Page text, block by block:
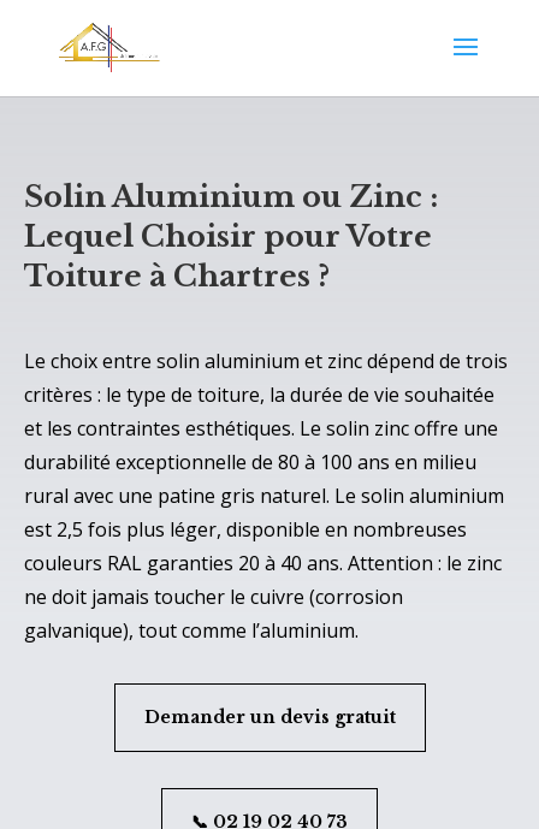
Solin Aluminium ou Zinc :
Lequel Choisir pour Votre
Toiture à Chartres ?
Le choix entre solin aluminium et zinc dépend de trois
critères : le type de toiture, la durée de vie souhaitée
et les contraintes esthétiques. Le solin zinc offre une
durabilité exceptionnelle de 80 à 100 ans en milieu
rural avec une patine gris naturel. Le solin aluminium
est 2,5 fois plus léger, disponible en nombreuses
couleurs RAL garanties 20 à 40 ans. Attention : le zinc
ne doit jamais toucher le cuivre (corrosion
galvanique), tout comme l’aluminium.
Demander un devis gratuit
📞 02 19 02 40 73